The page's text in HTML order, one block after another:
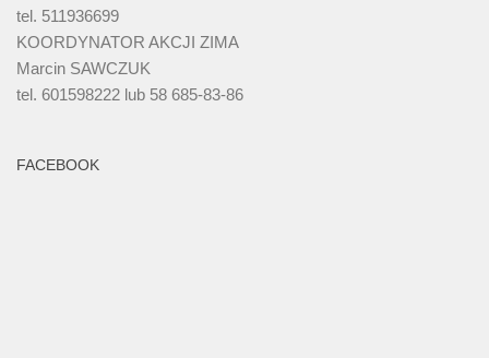
tel. 511936699
KOORDYNATOR AKCJI ZIMA
Marcin SAWCZUK
tel. 601598222 lub 58 685-83-86
FACEBOOK